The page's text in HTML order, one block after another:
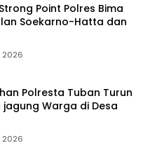
Point Polres Bima
Soekarno-Hatta dan
2026
Polresta Tuban Turun
jagung Warga di Desa
2026